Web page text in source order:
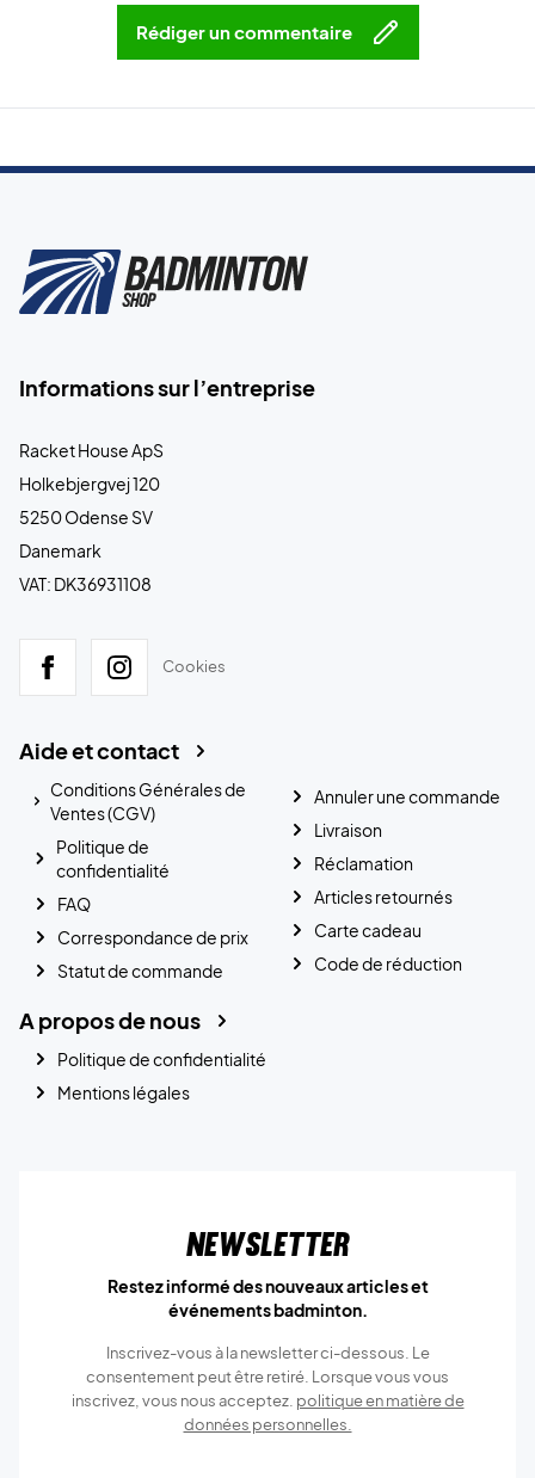
Rédiger un commentaire
Informations sur l’entreprise
Racket House ApS
Holkebjergvej 120
5250 Odense SV
Danemark
VAT: DK36931108
Cookies
Aide et contact
Conditions Générales de
Ventes (CGV)
Politique de
confidentialité
FAQ
Correspondance de prix
Statut de commande
Annuler une commande
Livraison
Réclamation
Articles retournés
Carte cadeau
Code de réduction
A propos de nous
Politique de confidentialité
Mentions légales
Newsletter
Restez informé des nouveaux articles et
événements badminton.
Inscrivez-vous à la newsletter ci-dessous. Le
consentement peut être retiré. Lorsque vous vous
inscrivez, vous nous acceptez. politique en matière de
données personnelles.